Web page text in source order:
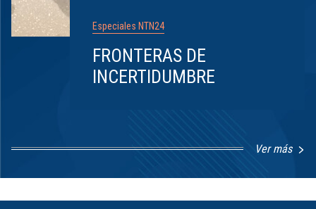
Especiales NTN24
FRONTERAS DE
INCERTIDUMBRE
Ver más
1
8